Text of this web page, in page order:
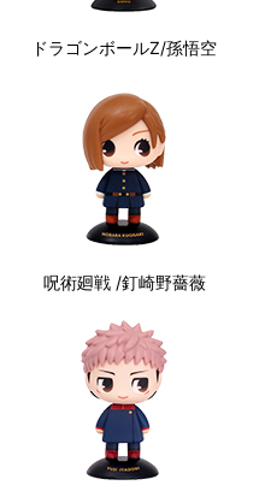
ドラゴンボールZ/孫悟空
呪術廻戦 /釘崎野薔薇